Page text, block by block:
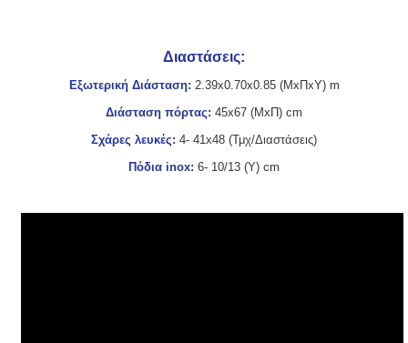
Διαστάσεις:
Εξωτερική Διάσταση: 2.39x0.70x0.85 (ΜxΠxΥ) m
Διάσταση πόρτας: 45x67 (ΜxΠ) cm
Σχάρες λευκές: 4- 41x48 (Τμχ/Διαστάσεις)
Πόδια inox: 6- 10/13 (Υ) cm